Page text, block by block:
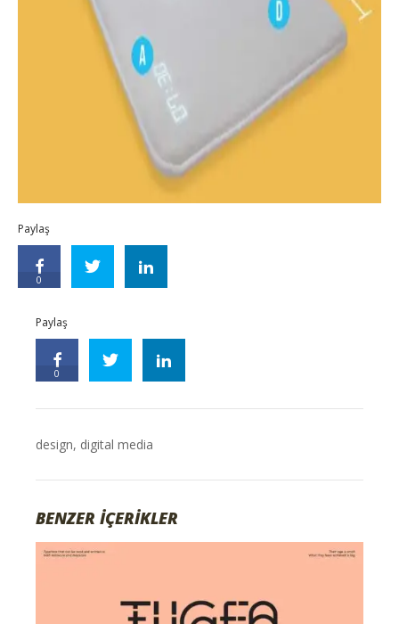
Paylaş
0
Paylaş
0
design, digital media
BENZER İÇERİKLER